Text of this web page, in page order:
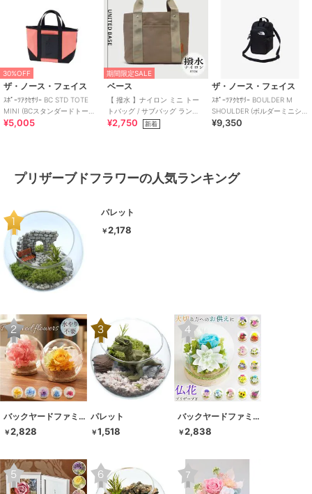
30%OFF
ザ・ノース・フェイス
ｽﾎﾟｰﾂｱｸｾｻﾘｰ BC STD TOTE
MINI (BCスタンダードトート
ミニ)
¥5,005
期間限定SALE
ベース
【 撥水 】ナイロン ミニ トー
トバッグ / サブバッグ ランチ
バッグ 仕切り付き
¥2,750 新着
ザ・ノース・フェイス
ｽﾎﾟｰﾂｱｸｾｻﾘｰ BOULDER M
SHOULDER (ボルダーミニショ
ルダー)
¥9,350
プリザーブドフラワーの人気ランキング
パレット
￥2,178
バックヤードファミリー
￥2,828
パレット
￥1,518
バックヤードファミリー
￥2,838